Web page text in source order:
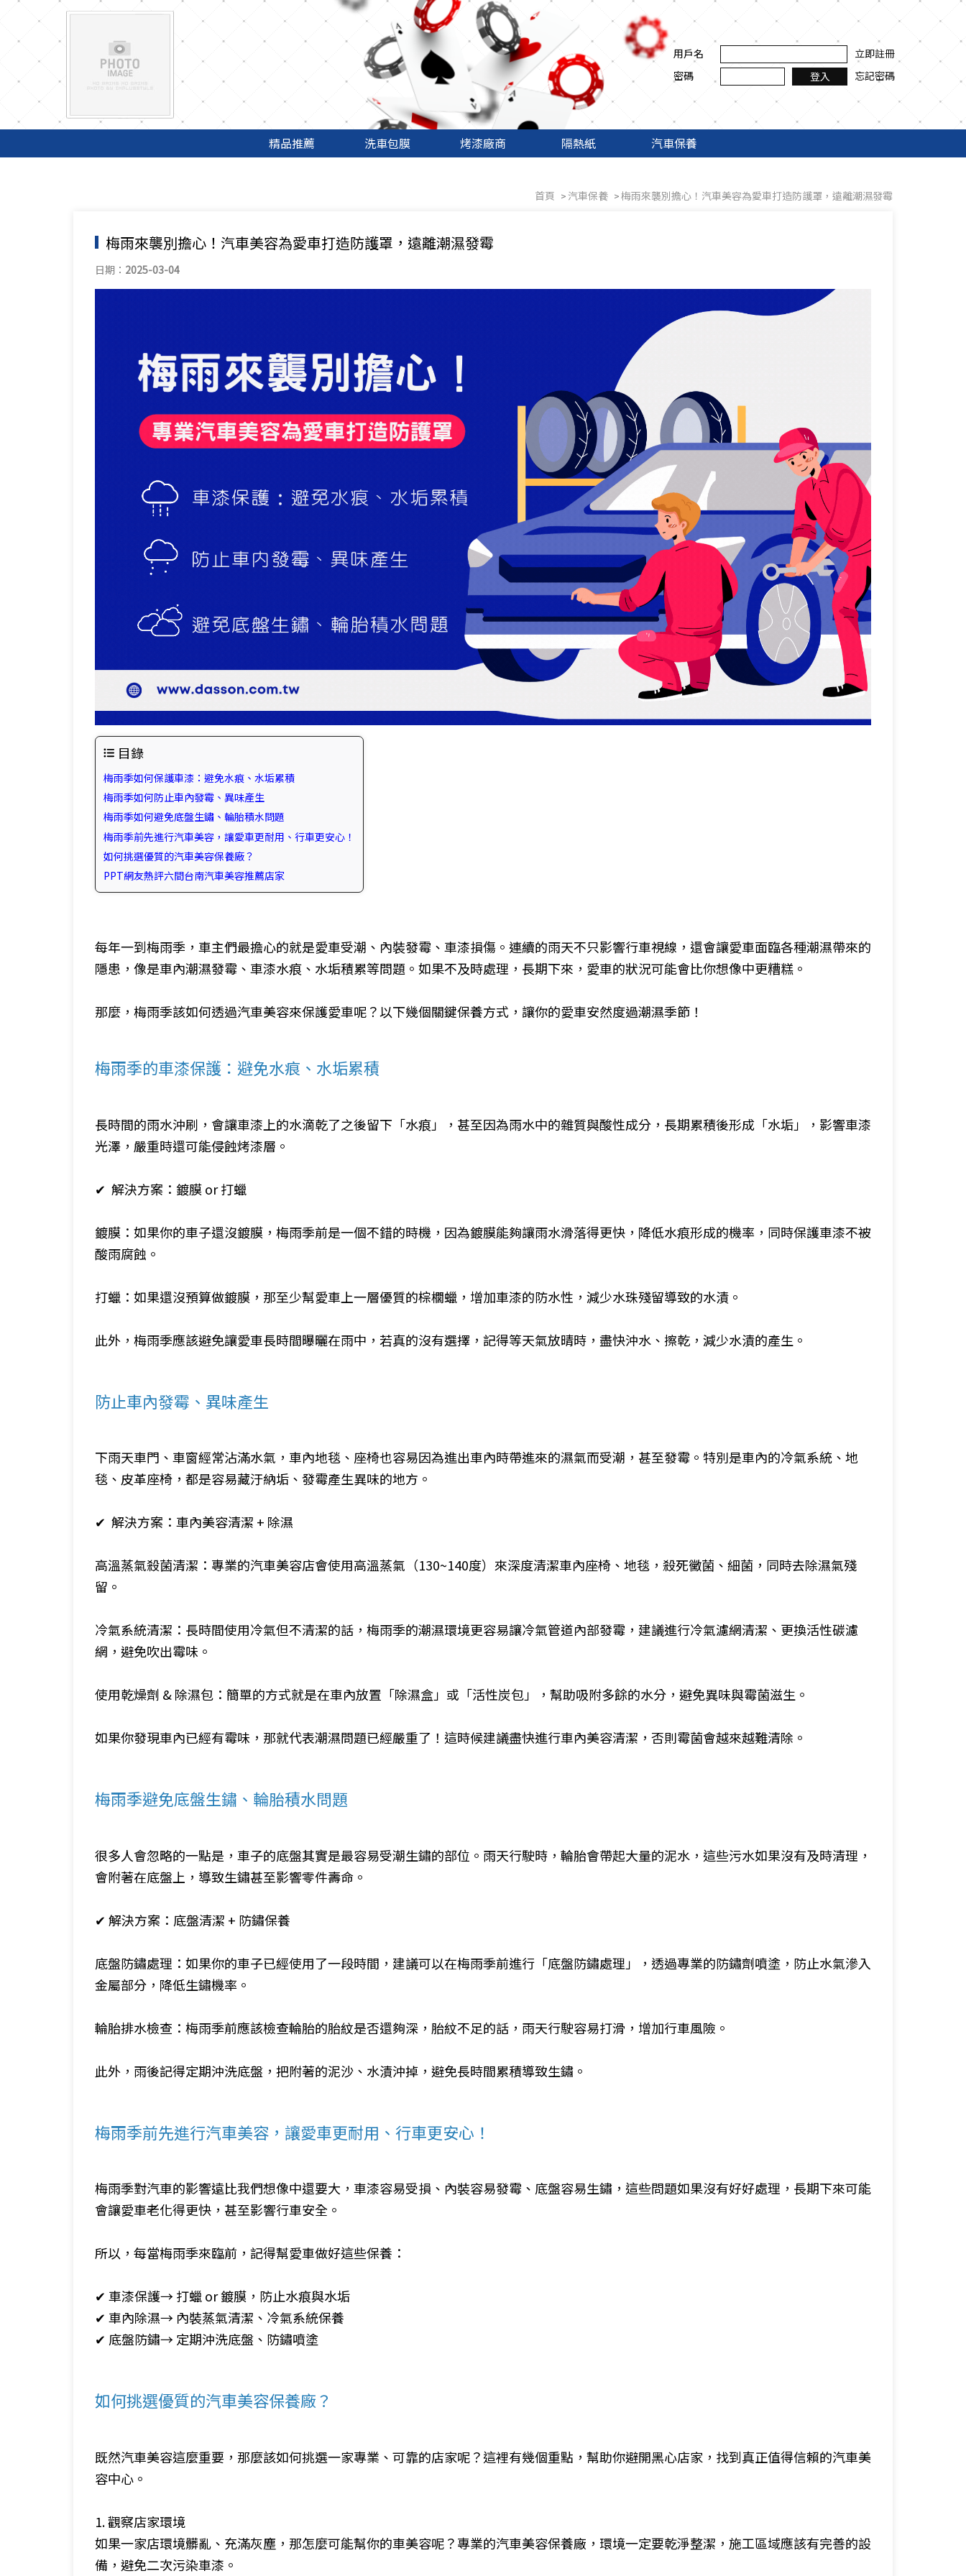
用戶名
立即註冊
密碼
登入 忘記密碼
精品推薦 洗車包膜 烤漆廠商 隔熱紙 汽車保養
首頁 汽車保養 梅雨來襲別擔心！汽車美容為愛車打造防護罩，遠離潮濕發霉
梅雨來襲別擔心！汽車美容為愛車打造防護罩，遠離潮濕發霉
日期： 2025-03-04
目錄
梅雨季如何保護車漆：避免水痕、水垢累積
梅雨季如何防止車內發霉、異味產生
梅雨季如何避免底盤生鏽、輪胎積水問題
梅雨季前先進行汽車美容，讓愛車更耐用、行車更安心！
如何挑選優質的汽車美容保養廠？
PPT網友熱評六間台南汽車美容推薦店家
每年一到梅雨季，車主們最擔心的就是愛車受潮、內裝發霉、車漆損傷。連續的雨天不只影響行車視線，還會讓愛車面臨各種潮濕帶來的
隱患，像是車內潮濕發霉、車漆水痕、水垢積累等問題。如果不及時處理，長期下來，愛車的狀況可能會比你想像中更糟糕。
那麼，梅雨季該如何透過汽車美容來保護愛車呢？以下幾個關鍵保養方式，讓你的愛車安然度過潮濕季節！
梅雨季的車漆保護：避免水痕、水垢累積
長時間的雨水沖刷，會讓車漆上的水滴乾了之後留下「水痕」，甚至因為雨水中的雜質與酸性成分，長期累積後形成「水垢」，影響車漆
光澤，嚴重時還可能侵蝕烤漆層。
✔ 解決方案：鍍膜 or 打蠟
鍍膜：如果你的車子還沒鍍膜，梅雨季前是一個不錯的時機，因為鍍膜能夠讓雨水滑落得更快，降低水痕形成的機率，同時保護車漆不被
酸雨腐蝕。
打蠟：如果還沒預算做鍍膜，那至少幫愛車上一層優質的棕櫚蠟，增加車漆的防水性，減少水珠殘留導致的水漬。
此外，梅雨季應該避免讓愛車長時間曝曬在雨中，若真的沒有選擇，記得等天氣放晴時，盡快沖水、擦乾，減少水漬的產生。
防止車內發霉、異味產生
下雨天車門、車窗經常沾滿水氣，車內地毯、座椅也容易因為進出車內時帶進來的濕氣而受潮，甚至發霉。特別是車內的冷氣系統、地
毯、皮革座椅，都是容易藏汙納垢、發霉產生異味的地方。
✔ 解決方案：車內美容清潔 + 除濕
高溫蒸氣殺菌清潔：專業的汽車美容店會使用高溫蒸氣（130~140度）來深度清潔車內座椅、地毯，殺死黴菌、細菌，同時去除濕氣殘
留。
冷氣系統清潔：長時間使用冷氣但不清潔的話，梅雨季的潮濕環境更容易讓冷氣管道內部發霉，建議進行冷氣濾網清潔、更換活性碳濾
網，避免吹出霉味。
使用乾燥劑 & 除濕包：簡單的方式就是在車內放置「除濕盒」或「活性炭包」，幫助吸附多餘的水分，避免異味與霉菌滋生。
如果你發現車內已經有霉味，那就代表潮濕問題已經嚴重了！這時候建議盡快進行車內美容清潔，否則霉菌會越來越難清除。
梅雨季避免底盤生鏽、輪胎積水問題
很多人會忽略的一點是，車子的底盤其實是最容易受潮生鏽的部位。雨天行駛時，輪胎會帶起大量的泥水，這些污水如果沒有及時清理，
會附著在底盤上，導致生鏽甚至影響零件壽命。
✔ 解決方案：底盤清潔 + 防鏽保養
底盤防鏽處理：如果你的車子已經使用了一段時間，建議可以在梅雨季前進行「底盤防鏽處理」，透過專業的防鏽劑噴塗，防止水氣滲入
金屬部分，降低生鏽機率。
輪胎排水檢查：梅雨季前應該檢查輪胎的胎紋是否還夠深，胎紋不足的話，雨天行駛容易打滑，增加行車風險。
此外，雨後記得定期沖洗底盤，把附著的泥沙、水漬沖掉，避免長時間累積導致生鏽。
梅雨季前先進行汽車美容，讓愛車更耐用、行車更安心！
梅雨季對汽車的影響遠比我們想像中還要大，車漆容易受損、內裝容易發霉、底盤容易生鏽，這些問題如果沒有好好處理，長期下來可能
會讓愛車老化得更快，甚至影響行車安全。
所以，每當梅雨季來臨前，記得幫愛車做好這些保養：
✔ 車漆保護→ 打蠟 or 鍍膜，防止水痕與水垢
✔ 車內除濕→ 內裝蒸氣清潔、冷氣系統保養
✔ 底盤防鏽→ 定期沖洗底盤、防鏽噴塗
如何挑選優質的汽車美容保養廠？
既然汽車美容這麼重要，那麼該如何挑選一家專業、可靠的店家呢？這裡有幾個重點，幫助你避開黑心店家，找到真正值得信賴的汽車美
容中心。
1. 觀察店家環境
如果一家店環境髒亂、充滿灰塵，那怎麼可能幫你的車美容呢？專業的汽車美容保養廠，環境一定要乾淨整潔，施工區域應該有完善的設
備，避免二次污染車漆。